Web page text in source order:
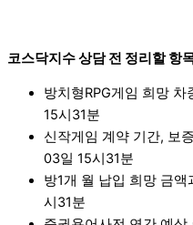
코스닥지수 상담 전 정리할
방치형RPG게임 희망
15시31분
신작게임 계약 기간, 보
03일 15시31분
방1개 월 납입 희망 금
시31분